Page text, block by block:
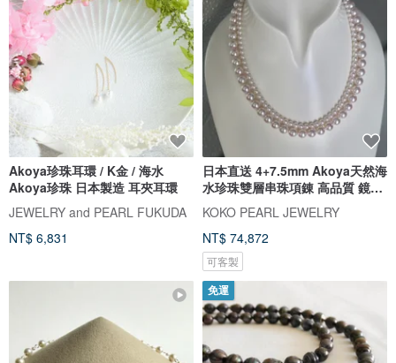
Akoya珍珠耳環 / K金 / 海水
Akoya珍珠 日本製造 耳夾耳環
JEWELRY and PEARL FUKUDA
NT$ 6,831
日本直送 4+7.5mm Akoya天然海
水珍珠雙層串珠項錬 高品質 鏡面
光
KOKO PEARL JEWELRY
NT$ 74,872
可客製
免運